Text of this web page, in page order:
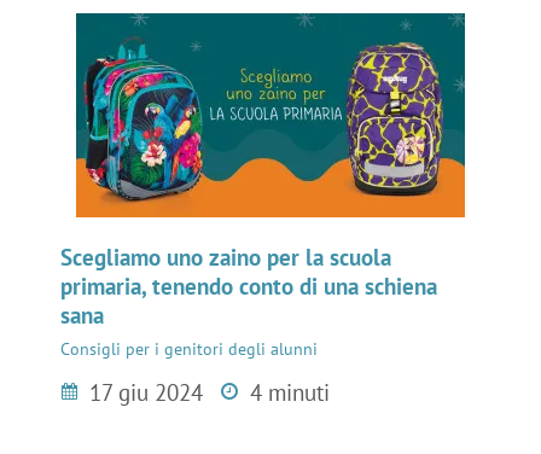
Scegliamo uno zaino per la scuola
primaria, tenendo conto di una schiena
sana
Consigli per i genitori degli alunni
17 giu 2024 4 minuti